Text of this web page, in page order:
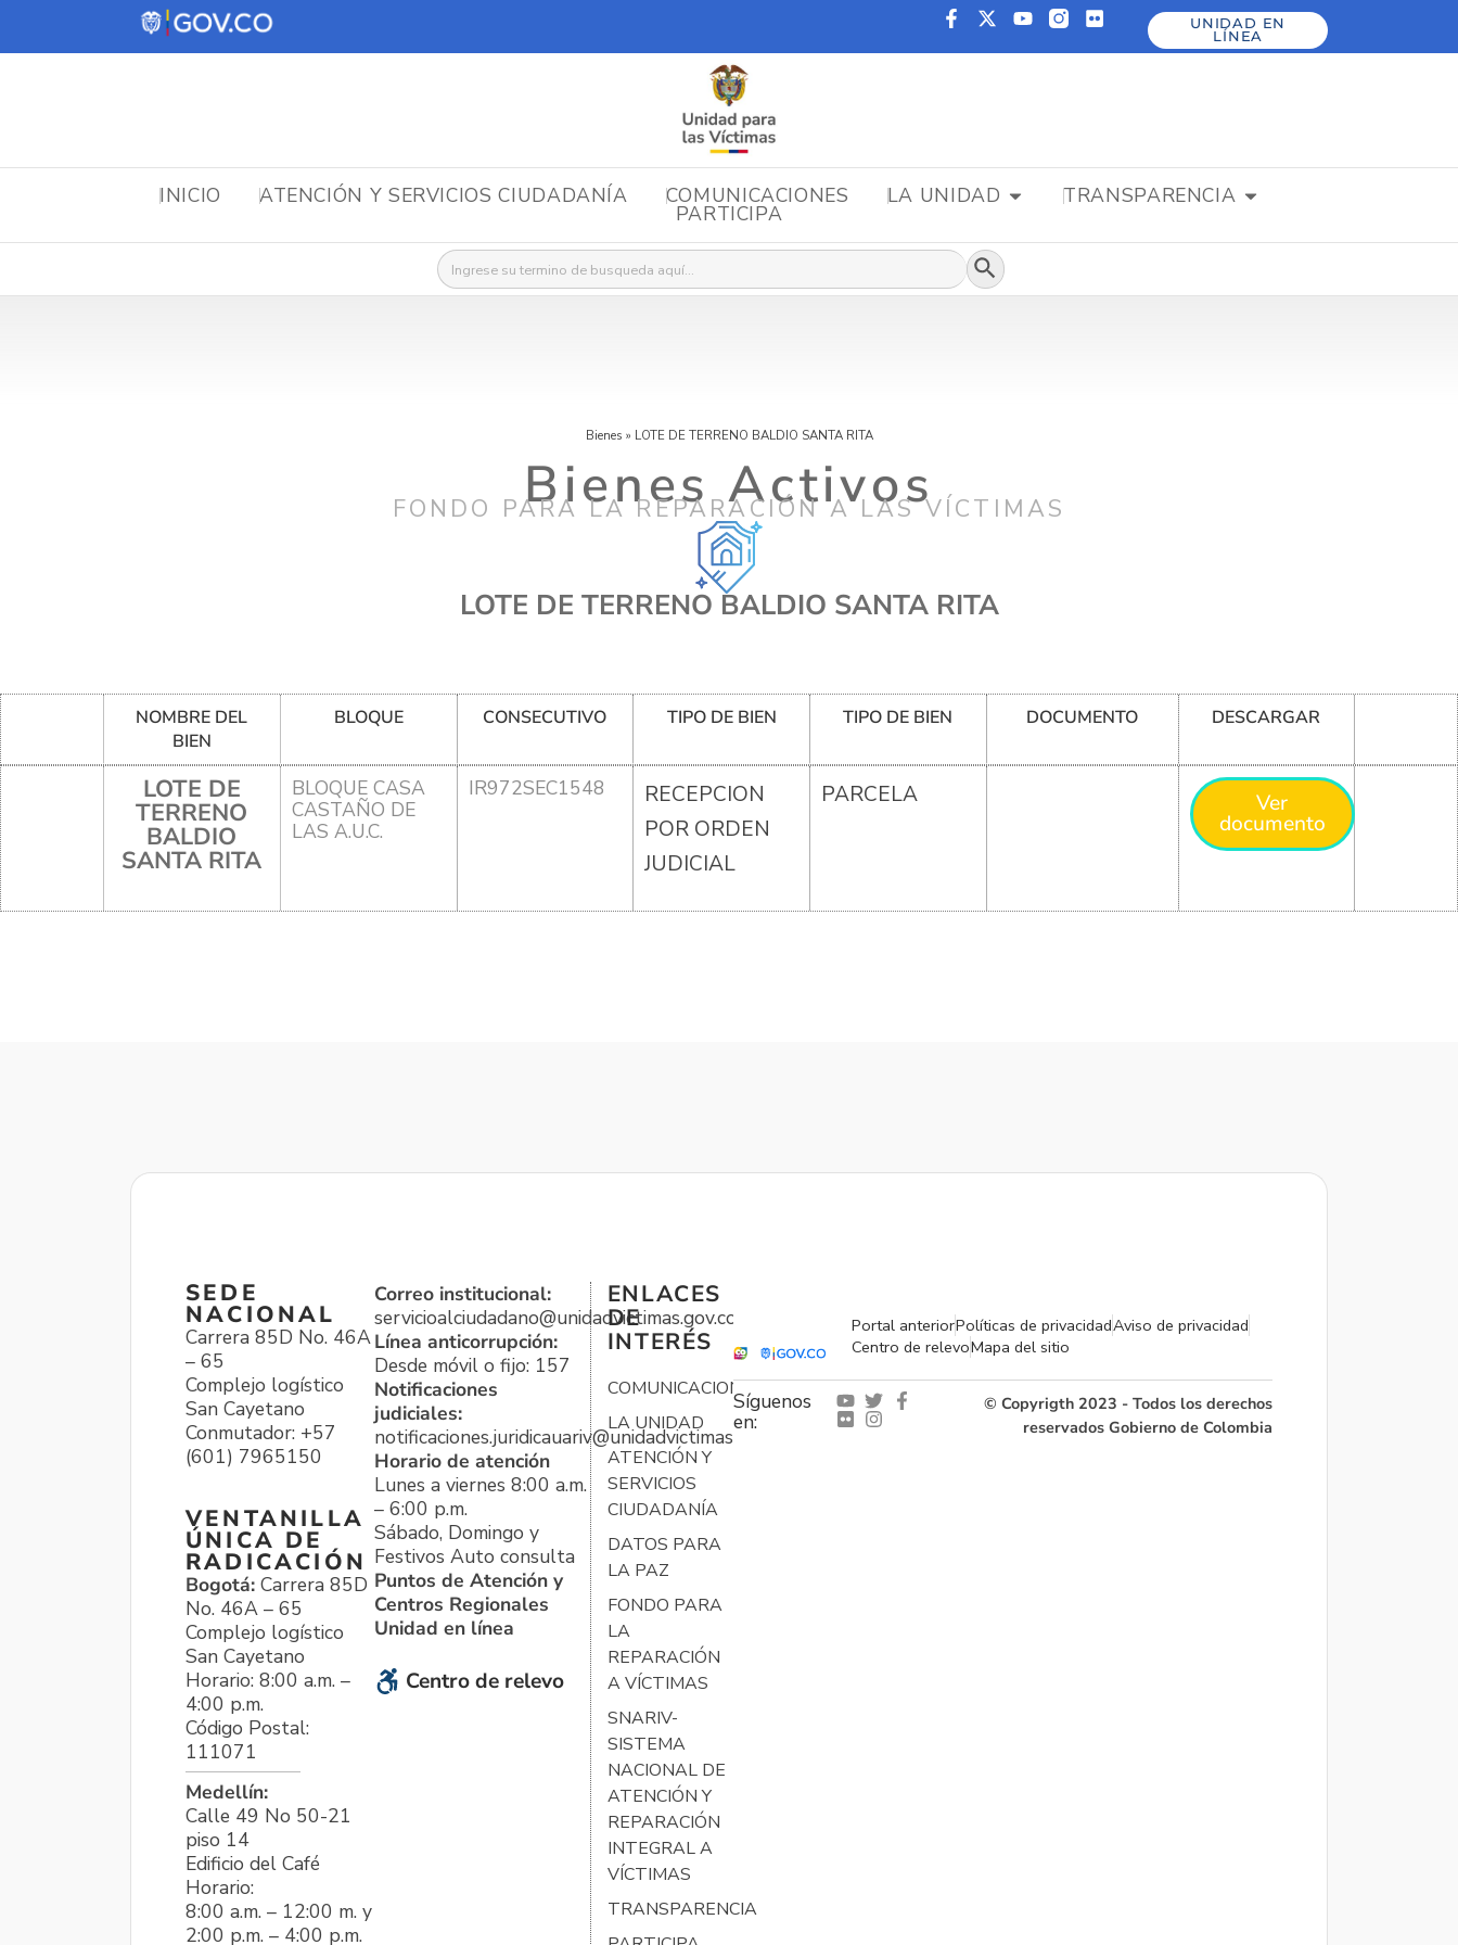
UNIDAD EN
LÍNEA
INICIO ATENCIÓN Y SERVICIOS CIUDADANÍA COMUNICACIONES LA UNIDAD TRANSPARENCIA
PARTICIPA
Buscar: Botón de búsqueda
Bienes » LOTE DE TERRENO BALDIO SANTA RITA
Bienes Activos
FONDO PARA LA REPARACIÓN A LAS VÍCTIMAS
LOTE DE TERRENO BALDIO SANTA RITA
NOMBRE DEL
BIEN
BLOQUE CONSECUTIVO TIPO DE BIEN TIPO DE BIEN DOCUMENTO DESCARGAR
LOTE DE
TERRENO
BALDIO
SANTA RITA
BLOQUE CASA
CASTAÑO DE
LAS A.U.C.
IR972SEC1548
RECEPCION
POR ORDEN
JUDICIAL
PARCELA Ver
documento
SEDE
NACIONAL
Carrera 85D No. 46A
– 65
Complejo logístico
San Cayetano
Conmutador: +57
(601) 7965150
VENTANILLA
ÚNICA DE
RADICACIÓN
Bogotá: Carrera 85D
No. 46A – 65
Complejo logístico
San Cayetano
Horario: 8:00 a.m. –
4:00 p.m.
Código Postal:
111071
Medellín:
Calle 49 No 50-21
piso 14
Edificio del Café
Horario:
8:00 a.m. – 12:00 m. y
2:00 p.m. – 4:00 p.m.
Correo institucional:
servicioalciudadano@unidadvictimas.gov.co
Línea anticorrupción:
Desde móvil o fijo: 157
Notificaciones
judiciales:
notificaciones.juridicauariv@unidadvictimas.gov.co
Horario de atención
Lunes a viernes 8:00 a.m.
– 6:00 p.m.
Sábado, Domingo y
Festivos Auto consulta
Puntos de Atención y
Centros Regionales
Unidad en línea
Centro de relevo
ENLACES
DE
INTERÉS
COMUNICACIONES
LA UNIDAD
ATENCIÓN Y
SERVICIOS
CIUDADANÍA
DATOS PARA
LA PAZ
FONDO PARA
LA
REPARACIÓN
A VÍCTIMAS
SNARIV-
SISTEMA
NACIONAL DE
ATENCIÓN Y
REPARACIÓN
INTEGRAL A
VÍCTIMAS
TRANSPARENCIA
Portal anteriorPolíticas de privacidadAviso de privacidad
Centro de relevoMapa del sitio
Síguenos
en:
© Copyrigth 2023 - Todos los derechos
reservados Gobierno de Colombia